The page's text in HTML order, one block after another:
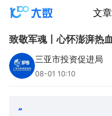
文
致敬军魂丨心怀澎湃热
三亚市投资促进局
08-01 10:10